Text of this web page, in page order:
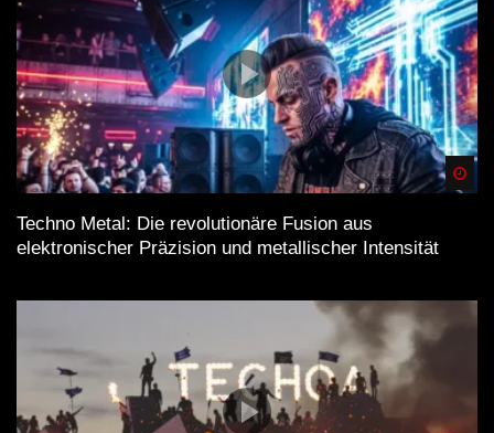
Techno Metal: Die revolutionäre Fusion aus
elektronischer Präzision und metallischer Intensität